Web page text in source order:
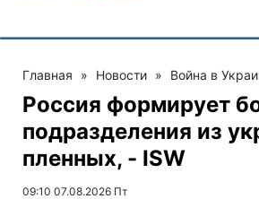
Главная » Новости » Война в
Россия формирует
подразделения из
пленных, - ISW
09:10 07.08.2026 Пт